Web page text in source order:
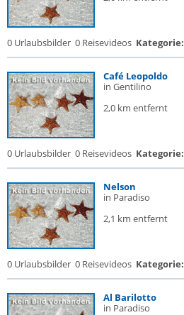
0 Urlaubsbilder 0 Reisevideos Kategorie:
Café Leopoldo
in Gentilino
2,0 km entfernt
0 Urlaubsbilder 0 Reisevideos Kategorie:
Nelson
in Paradiso
2,1 km entfernt
0 Urlaubsbilder 0 Reisevideos Kategorie:
Al Barilotto
in Paradiso